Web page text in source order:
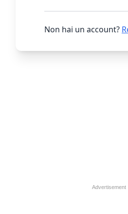
Non hai un account?